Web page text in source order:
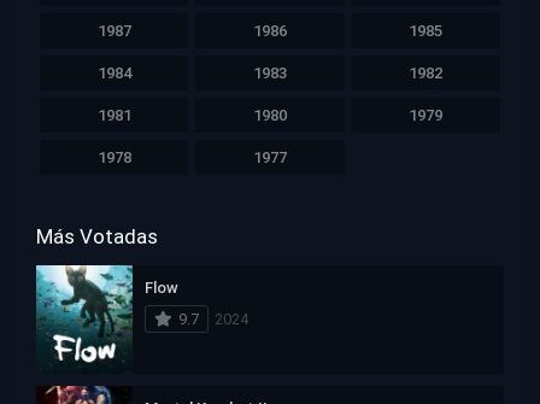
1987 1986 1985
1984 1983 1982
1981 1980 1979
1978 1977
Más Votadas
Flow
9.7
2024